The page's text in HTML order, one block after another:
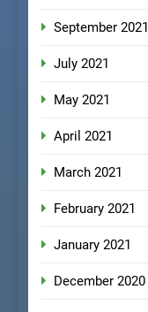
September 2021
July 2021
May 2021
April 2021
March 2021
February 2021
January 2021
December 2020